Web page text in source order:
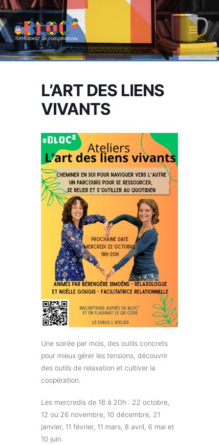
Aller
au
contenu
L’ART DES LIENS
VIVANTS
Une soirée par mois, des outils concrets
pour mieux gérer les tensions, découvrir
des outils de relaxation et cultiver la
coopération.
Les mercredis de 18 à 20h : 22 octobre,
12 ou 26 novembre, 10 décembre, 21
janvier, 11 février, 11 mars, 8 avril, 6 mai et
10 juin.